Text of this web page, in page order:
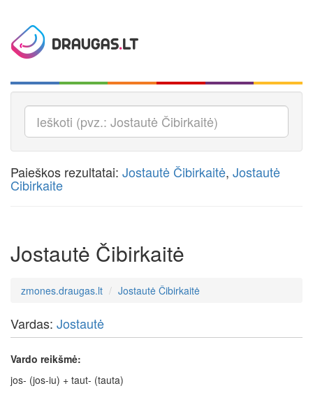
Paieškos rezultatai: Jostautė Čibirkaitė, Jostautė
Cibirkaite
Jostautė Čibirkaitė
zmones.draugas.lt Jostautė Čibirkaitė
Vardas: Jostautė
Vardo reikšmė:
jos- (jos-iu) + taut- (tauta)